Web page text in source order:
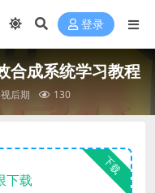
登录
合成系统学习教程
后期 130
下载
下载